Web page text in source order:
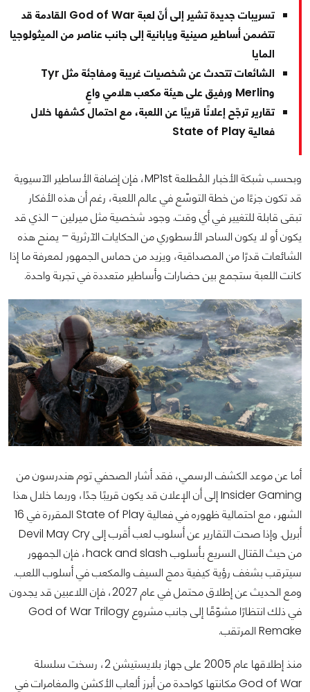
تسريبات جديدة تشير إلى أنّ لعبة God of War القادمة قد
تتضمن أساطير صينية ويابانية إلى جانب عناصر من الميثولوجيا
المايا
الشائعات تتحدث عن شخصيات غريبة ومفاجئة مثل Tyr
وMerlin ورفيق على هيئة مكعب هلامي واعٍ
تقارير ترجّح إعلانًا قريبًا عن اللعبة، مع احتمال كشفها خلال
فعالية State of Play
وبحسب شبكة الأخبار المُطلعة MP1st، فإن إضافة الأساطير الآسيوية
قد تكون جزءًا من خطة التوسّع في عالم اللعبة، رغم أن هذه الأفكار
تبقى قابلة للتغيير في أي وقت. وجود شخصية مثل ميرلين – الذي قد
يكون أو لا يكون الساحر الأسطوري من الحكايات الآرثرية – يمنح هذه
الشائعات قدرًا من المصداقية، ويزيد من حماس الجمهور لمعرفة ما إذا
كانت اللعبة ستجمع بين حضارات وأساطير متعددة في تجربة واحدة.
أما عن موعد الكشف الرسمي، فقد أشار الصحفي توم هندرسون من
Insider Gaming إلى أن الإعلان قد يكون قريبًا جدًا، وربما خلال هذا
الشهر، مع احتمالية ظهوره في فعالية State of Play المقررة في 16
أبريل. وإذا صحت التقارير عن أسلوب لعب أقرب إلى Devil May Cry
من حيث القتال السريع بأسلوب hack and slash، فإن الجمهور
سيترقب بشغف رؤية كيفية دمج السيف والمكعب في أسلوب اللعب.
ومع الحديث عن إطلاق محتمل في عام 2027، فإن اللاعبين قد يجدون
في ذلك انتظارًا مشوّقًا إلى جانب مشروع God of War Trilogy
Remake المرتقب.
منذ إطلاقها عام 2005 على جهاز بلايستيشن 2، رسخت سلسلة
God of War مكانتها كواحدة من أبرز ألعاب الأكشن والمغامرات في